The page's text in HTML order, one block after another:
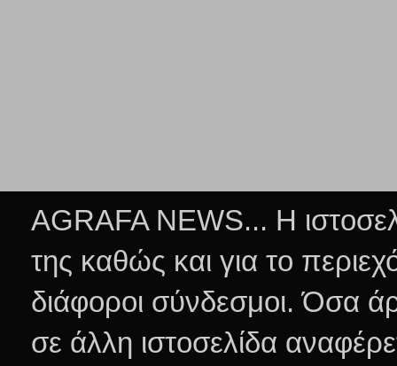
AGRAFA NEWS... Η
της καθώς και για το
διάφοροι σύνδεσμοι.Όσα
σε άλλη ιστοσελίδα